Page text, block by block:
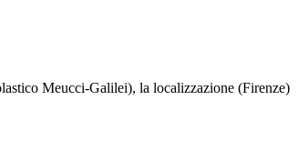
Meucci-Galilei), la localizzazione (Firenze)